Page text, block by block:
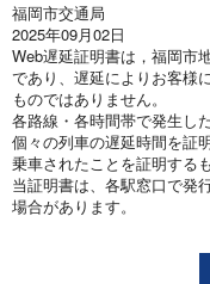
福岡市交通局
2025年09月02日
Web遅延証明書は，福岡市
であり、遅延によりお客様
ものではありません。
各路線・各時間帯で発生し
個々の列車の遅延時間を証
乗車されたことを証明する
当証明書は、各駅窓口で発
場合があります。